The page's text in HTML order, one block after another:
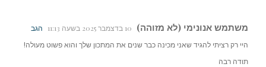
משתמש אנונימי (לא מזוהה) 10 בדצמבר 2025 בשעה 11:13
הגב
היי רק רציתי להגיד שאני מכינה כבר שנים את המתכון שלך והוא פשוט מעולה!
תודה רבה